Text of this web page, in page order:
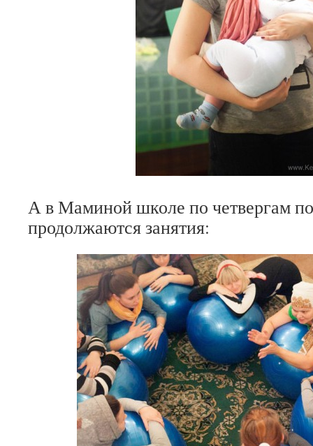
А в Маминой школе по четвергам
продолжаются занятия: